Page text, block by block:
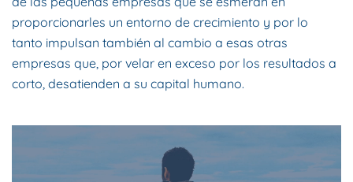
proporcionarles un entorno de crecimiento y por lo
tanto impulsan también al cambio a esas otras
empresas que, por velar en exceso por los resultados a
corto, desatienden a su capital humano.